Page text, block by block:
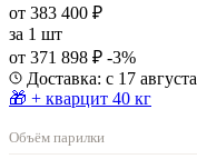
от 383 400 ₽
за 1 шт
от 371 898 ₽ -3%
Доставка: с 17 августа
🎁 + кварцит 40 кг
Объём парилки